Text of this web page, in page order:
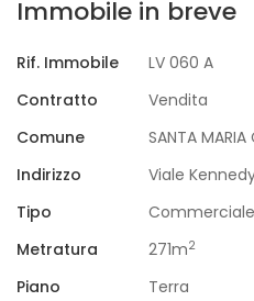
Immobile in breve
Rif. Immobile
LV 060 A
Contratto
Vendita
Comune
SANTA MARIA
Indirizzo
Viale
Tipo
Commerciale
Metratura
271m2
Piano
Terra